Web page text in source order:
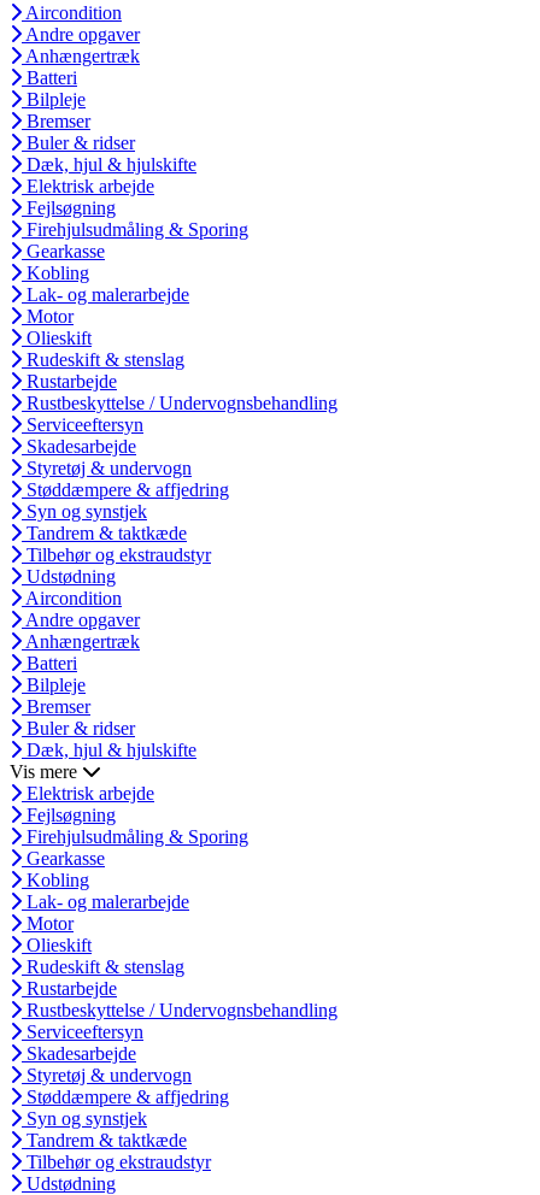
Aircondition
Andre opgaver
Anhængertræk
Batteri
Bilpleje
Bremser
Buler & ridser
Dæk, hjul & hjulskifte
Elektrisk arbejde
Fejlsøgning
Firehjulsudmåling & Sporing
Gearkasse
Kobling
Lak- og malerarbejde
Motor
Olieskift
Rudeskift & stenslag
Rustarbejde
Rustbeskyttelse / Undervognsbehandling
Serviceeftersyn
Skadesarbejde
Styretøj & undervogn
Støddæmpere & affjedring
Syn og synstjek
Tandrem & taktkæde
Tilbehør og ekstraudstyr
Udstødning
Aircondition
Andre opgaver
Anhængertræk
Batteri
Bilpleje
Bremser
Buler & ridser
Dæk, hjul & hjulskifte
Vis mere
Elektrisk arbejde
Fejlsøgning
Firehjulsudmåling & Sporing
Gearkasse
Kobling
Lak- og malerarbejde
Motor
Olieskift
Rudeskift & stenslag
Rustarbejde
Rustbeskyttelse / Undervognsbehandling
Serviceeftersyn
Skadesarbejde
Styretøj & undervogn
Støddæmpere & affjedring
Syn og synstjek
Tandrem & taktkæde
Tilbehør og ekstraudstyr
Udstødning